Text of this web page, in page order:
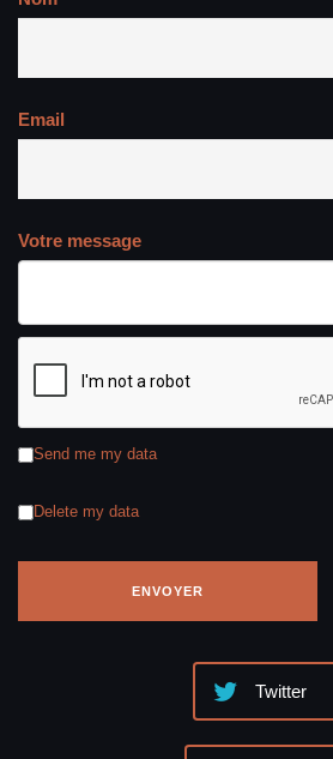
Email
Votre message
Send me my data
Delete my data
Twitter